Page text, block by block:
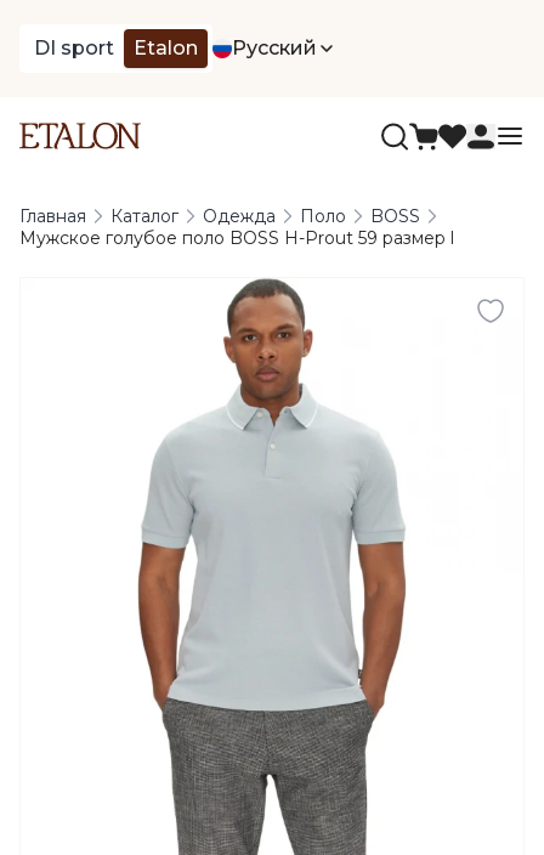
DI sport Etalon Русский
Главная Каталог Одежда Поло
BOSS
Мужское голубое поло BOSS H-Prout 59 размер l